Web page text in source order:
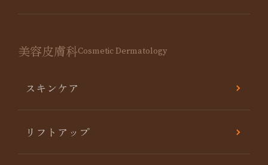
美容皮膚科Cosmetic Dermatology
スキンケア
リフトアップ